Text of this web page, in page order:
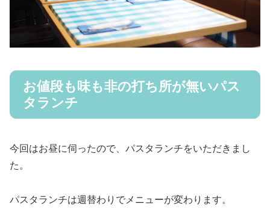
お値段も味も非の打ち所が無いパス
タランチ
今回はお昼に伺ったので、パスタランチをいただきまし
た。
パスタランチは週替わりでメニューが変わります。